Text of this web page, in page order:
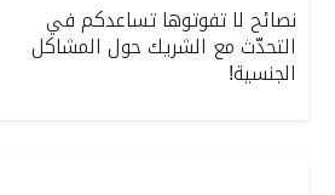
نصائح لا تفوتوها تساعدكم في
التحدّث مع الشريك حول المشاكل
الجنسية!